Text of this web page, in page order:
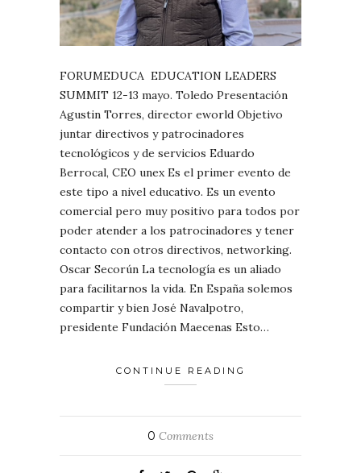
FORUMEDUCA EDUCATION LEADERS
SUMMIT 12-13 mayo. Toledo Presentación
Agustin Torres, director eworld Objetivo
juntar directivos y patrocinadores
tecnológicos y de servicios Eduardo
Berrocal, CEO unex Es el primer evento de
este tipo a nivel educativo. Es un evento
comercial pero muy positivo para todos por
poder atender a los patrocinadores y tener
contacto con otros directivos, networking.
Oscar Secorún La tecnología es un aliado
para facilitarnos la vida. En España solemos
compartir y bien José Navalpotro,
presidente Fundación Maecenas Esto…
CONTINUE READING
0 Comments